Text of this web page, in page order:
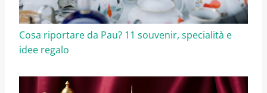
Cosa riportare da Pau? 11 souvenir, specialità e
idee regalo